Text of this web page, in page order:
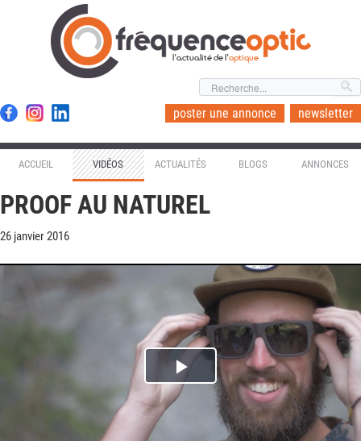
l'actualité de l'optique
poster une annonce newsletter
ACCUEIL VIDÉOS ACTUALITÉS BLOGS ANNONCES
PROOF AU NATUREL
26 janvier 2016
Play
Video